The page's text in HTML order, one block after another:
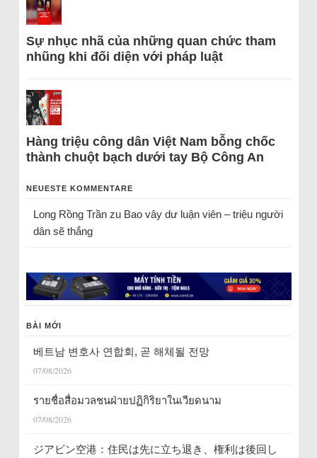
Sự nhục nhã của những quan chức tham
nhũng khi đối diện với pháp luật
Hàng triệu công dân Việt Nam bỗng chốc
thành chuột bạch dưới tay Bộ Công An
NEUESTE KOMMENTARE
Long Rồng Trầnzu Bao vây dư luận viên – triệu người
dân sẽ thắng
BÀI MỚI
베트남 변호사 연합회, 곧 해체될 전망
07/08/2026
รายชื่อสื่อมวลชนฝ่ายปฏิกิริยาในเวียดนาม
07/08/2026
ジアビン空港：住民は先に立ち退き、権利は後回し